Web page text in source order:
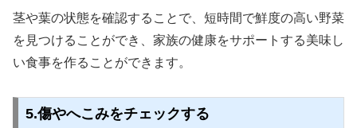
茎や葉の状態を確認することで、短時間で鮮度の高い野菜
を見つけることができ、家族の健康をサポートする美味し
い食事を作ることができます。
5.傷やへこみをチェックする